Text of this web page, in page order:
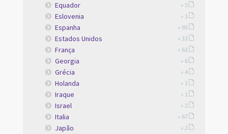
Equador » 5
Eslovenia » 1
Espanha » 93
Estados Unidos » 33
França » 63
Georgia » 6
Grécia » 4
Holanda » 1
Iraque » 1
Israel » 2
Italia » 67
Japão » 2